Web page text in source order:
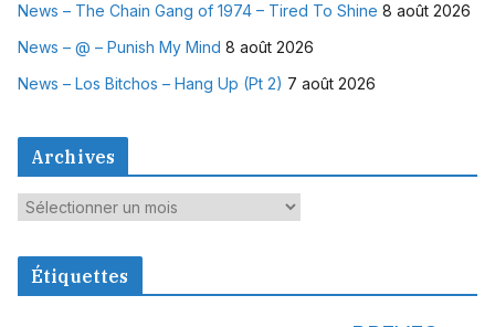
News – The Chain Gang of 1974 – Tired To Shine 8 août 2026
News – @ – Punish My Mind 8 août 2026
News – Los Bitchos – Hang Up (Pt 2) 7 août 2026
Archives
A
c
Étiquettes